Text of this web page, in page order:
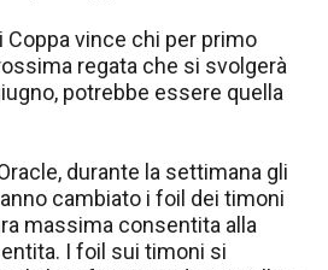
Coppa vince chi per primo
regata che si svolgerà
potrebbe essere quella
durante la settimana gli
cambiato i foil dei timoni
massima consentita alla
I foil sui timoni si